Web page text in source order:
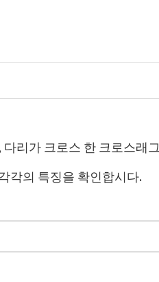
리가 크로스 한 크로스래그
각의 특징을 확인합시다.